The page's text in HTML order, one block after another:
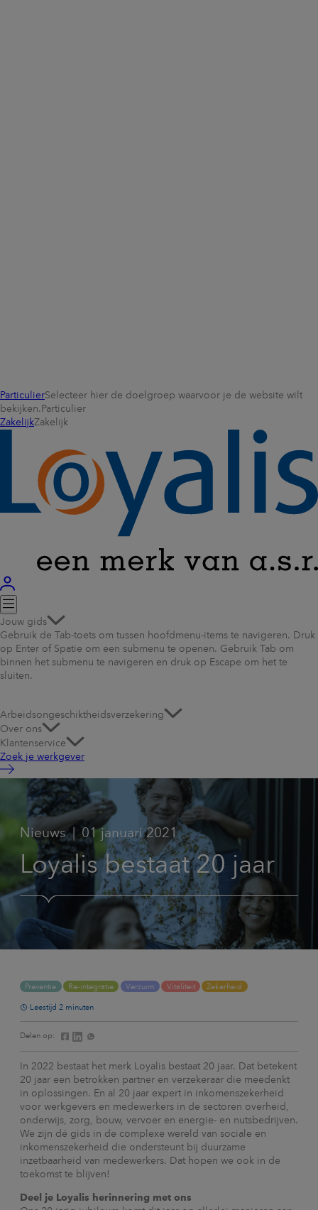
ParticulierSelecteer hier de doelgroep waarvoor je de website wilt
bekijken. Particulier
ZakelijkZakelijk
Jouw gids
Gebruik de Tab-toets om tussen hoofdmenu-items te navigeren. Druk
op Enter of Spatie om een submenu te openen. Gebruik Tab om
binnen het submenu te navigeren en druk op Escape om het te
sluiten.
Arbeidsongeschiktheidsverzekering
Over ons
Klantenservice
Zoek je werkgever
Nieuws 01 januari 2021
Loyalis bestaat 20 jaar
In 2022 bestaat het merk Loyalis bestaat 20 jaar. Dat betekent
20 jaar een betrokken partner en verzekeraar die meedenkt
in oplossingen. En al 20 jaar expert in inkomenszekerheid
voor werkgevers en medewerkers in de sectoren overheid,
onderwijs, zorg, bouw, vervoer en energie- en nutsbedrijven.
We zijn dé gids in de complexe wereld van sociale en
inkomenszekerheid die ondersteunt bij duurzame
inzetbaarheid van medewerkers. Dat hopen we ook in de
toekomst te blijven!
Deel je Loyalis herinnering met ons
Preventie Re-integratie Verzuim Vitaliteit Zekerheid
Leestijd 2 minuten
Delen op: